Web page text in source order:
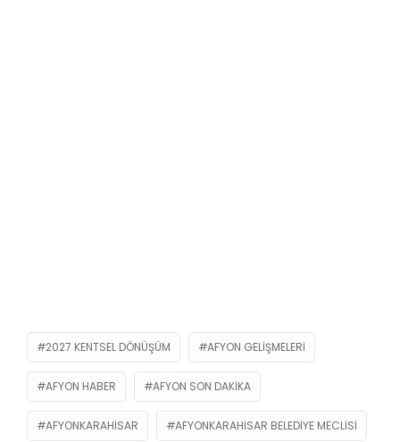
2027 KENTSEL DÖNÜŞÜM AFYON GELIŞMELERI
AFYON HABER AFYON SON DAKIKA
AFYONKARAHISAR AFYONKARAHISAR BELEDIYE MECLISI